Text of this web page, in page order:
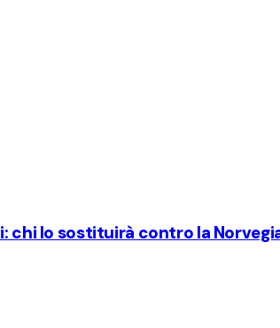
chi lo sostituirà contro la